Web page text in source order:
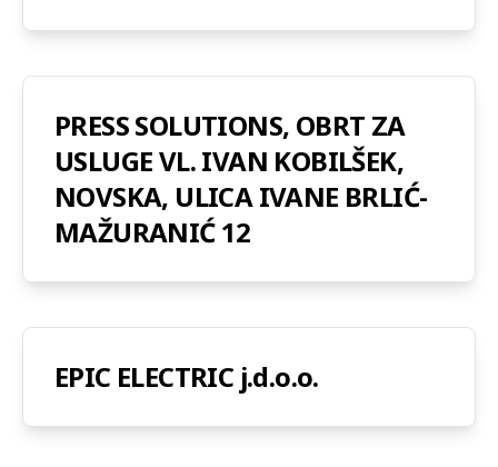
PRESS SOLUTIONS, OBRT ZA
USLUGE VL. IVAN KOBILŠEK,
NOVSKA, ULICA IVANE BRLIĆ-
MAŽURANIĆ 12
EPIC ELECTRIC j.d.o.o.